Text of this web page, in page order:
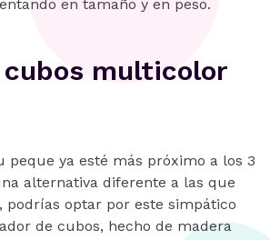
en tamaño y en peso.
cubos multicolor
peque ya esté más próximo a los 3
alternativa diferente a las que
podrías optar por este simpático
de cubos, hecho de madera